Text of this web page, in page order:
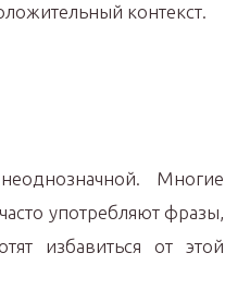
контекст.
Многие
употребляют фразы,
избавиться от этой